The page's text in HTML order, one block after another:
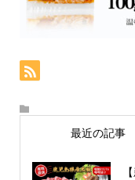
最近の記事